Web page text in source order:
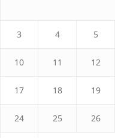
3 4 5
10 11 12
17 18 19
24 25 26